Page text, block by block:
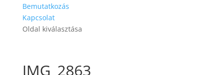
Bemutatkozás
Kapcsolat
Oldal kiválasztása
IMG_2863